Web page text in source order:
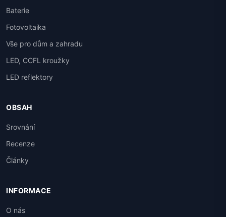
Baterie
Fotovoltaika
Vše pro dům a zahradu
LED, CCFL kroužky
LED reflektory
OBSAH
Srovnání
Recenze
Články
INFORMACE
O nás